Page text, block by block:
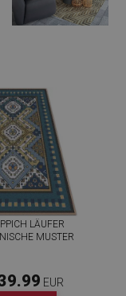
LÄUFER
MUSTER
EUR